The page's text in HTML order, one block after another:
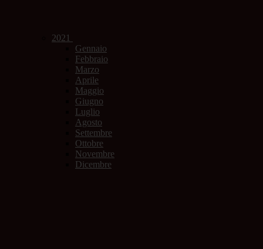
2021
Gennaio
Febbraio
Marzo
Aprile
Maggio
Giugno
Luglio
Agosto
Settembre
Ottobre
Novembre
Dicembre